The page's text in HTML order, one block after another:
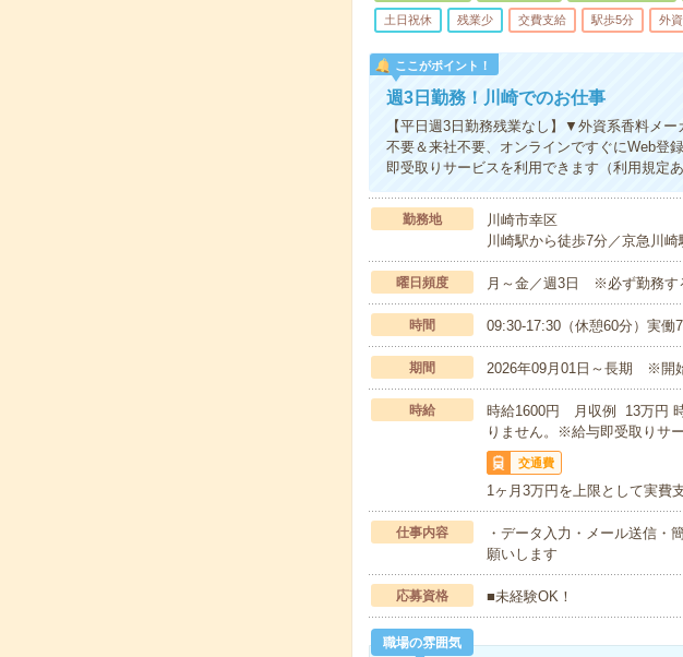
土日祝休 残業少 交費支給 駅歩5分 外資
ここがポイント！
週3日勤務！川崎でのお仕事
【平日週3日勤務残業なし】▼外資系香料メ
不要＆来社不要、オンラインですぐにWeb
即受取りサービスを利用できます（利用規定あ
勤務地
川崎市幸区
川崎駅から徒歩7分／京急川
曜日頻度 月～金／週3日 ※必ず勤務す
時間 09:30-17:30（休憩60分）実働
期間 2026年09月01日～長期 ※開
時給
時給1600円 月収例 13万円
りません。※給与即受取りサ
交通費
1ヶ月3万円を上限として実費
仕事内容
・データ入力・メール送信・
願いします
応募資格 ■未経験OK！
職場の雰囲気